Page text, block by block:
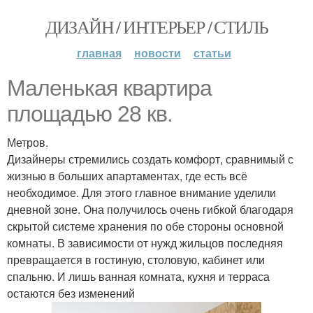
ДИЗАЙН / ИНТЕРЬЕР / СТИЛЬ
главная новости статьи
Маленькая квартира
площадью 28 кв.
Метров.
Дизайнеры стремились создать комфорт, сравнимый с
жизнью в больших апартаментах, где есть всё
необходимое. Для этого главное внимание уделили
дневной зоне. Она получилось очень гибкой благодаря
скрытой системе хранения по обе стороны основной
комнаты. В зависимости от нужд жильцов последняя
превращается в гостиную, столовую, кабинет или
спальню. И лишь ванная комната, кухня и терраса
остаются без изменений